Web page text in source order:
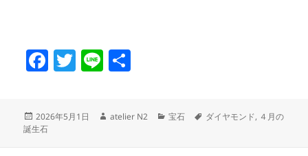
F
e
T
er
Li
投
稿
2026年5月1日
作
atelier N2
カ
宝石
タ
ダイヤモンド, ４月の
誕生石